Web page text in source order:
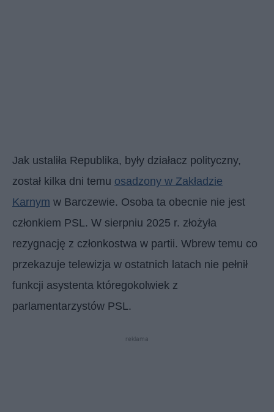
Jak ustaliła Republika, były działacz polityczny,
został kilka dni temu osadzony w Zakładzie
Karnym w Barczewie. Osoba ta obecnie nie jest
członkiem PSL. W sierpniu 2025 r. złożyła
rezygnację z członkostwa w partii. Wbrew temu co
przekazuje telewizja w ostatnich latach nie pełnił
funkcji asystenta któregokolwiek z
parlamentarzystów PSL.
reklama